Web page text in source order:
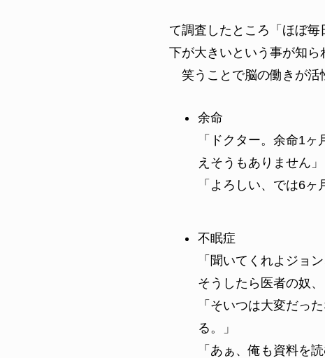
て調査したところ「ほぼ
下が大きいという事が知ら
笑うことで脳の働きが活
余命
「ドクター。余命1
えそうもありません」
「よろしい、では6ヶ
不眠症
「聞いてくれよジョ
そうしたら医者の奴
「そいつは大変だっ
る。」
「あぁ、俺も資料を